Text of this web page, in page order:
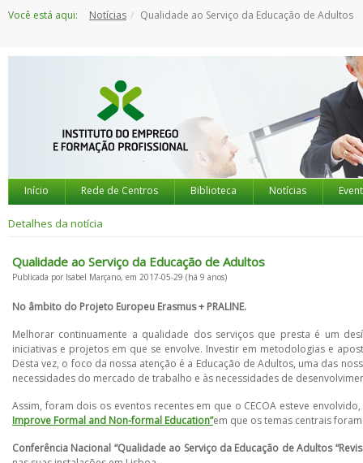
paraVocê está aqui: Notícias Qualidade ao Serviço da Educação de Adultos
Início Rede de Centros Biblioteca Notícias
Detalhes da notícia
Qualidade ao Serviço da Educação de Adultos
Publicada por Isabel Marçano, em 2017-05-29 (há 9 anos)
No âmbito do Projeto Europeu Erasmus + PRALINE.
Melhorar continuamente a qualidade dos serviços que presta é um
iniciativas e projetos em que se envolve. Investir em metodologias e
Desta vez, o foco da nossa atenção é a Educação de Adultos, uma das
necessidades do mercado de trabalho e às necessidades de
Assim, foram dois os eventos recentes em que o CECOA esteve
Improve Formal and Non-formal Education”em que os temas centrais
Conferência Nacional “Qualidade ao Serviço da Educação de Adultos